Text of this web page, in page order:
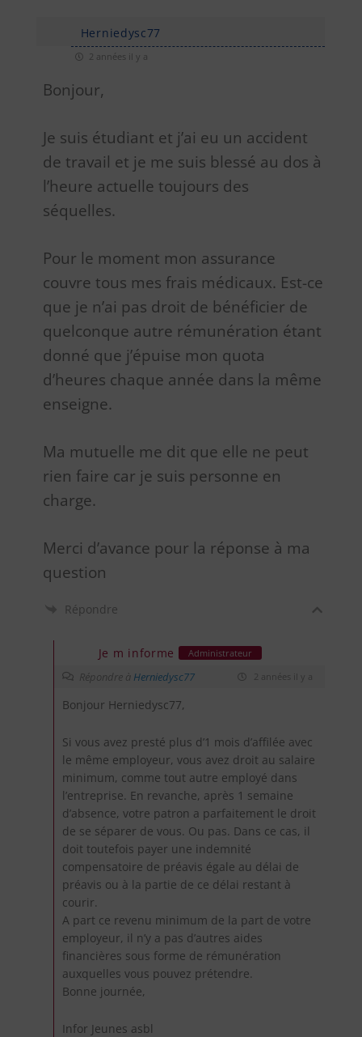
Herniedysc77
2 années il y a
Bonjour,
Je suis étudiant et j’ai eu un accident
de travail et je me suis blessé au dos à
l’heure actuelle toujours des
séquelles.
Pour le moment mon assurance
couvre tous mes frais médicaux. Est-ce
que je n’ai pas droit de bénéficier de
quelconque autre rémunération étant
donné que j’épuise mon quota
d’heures chaque année dans la même
enseigne.
Ma mutuelle me dit que elle ne peut
rien faire car je suis personne en
charge.
Merci d’avance pour la réponse à ma
question
Répondre
Je m informe Administrateur
Répondre à Herniedysc77 2 années il y a
Bonjour Herniedysc77,
Si vous avez presté plus d’1 mois d’affilée avec
le même employeur, vous avez droit au salaire
minimum, comme tout autre employé dans
l’entreprise. En revanche, après 1 semaine
d’absence, votre patron a parfaitement le droit
de se séparer de vous. Ou pas. Dans ce cas, il
doit toutefois payer une indemnité
compensatoire de préavis égale au délai de
préavis ou à la partie de ce délai restant à
courir.
A part ce revenu minimum de la part de votre
employeur, il n’y a pas d’autres aides
financières sous forme de rémunération
auxquelles vous pouvez prétendre.
Bonne journée,
Infor Jeunes asbl